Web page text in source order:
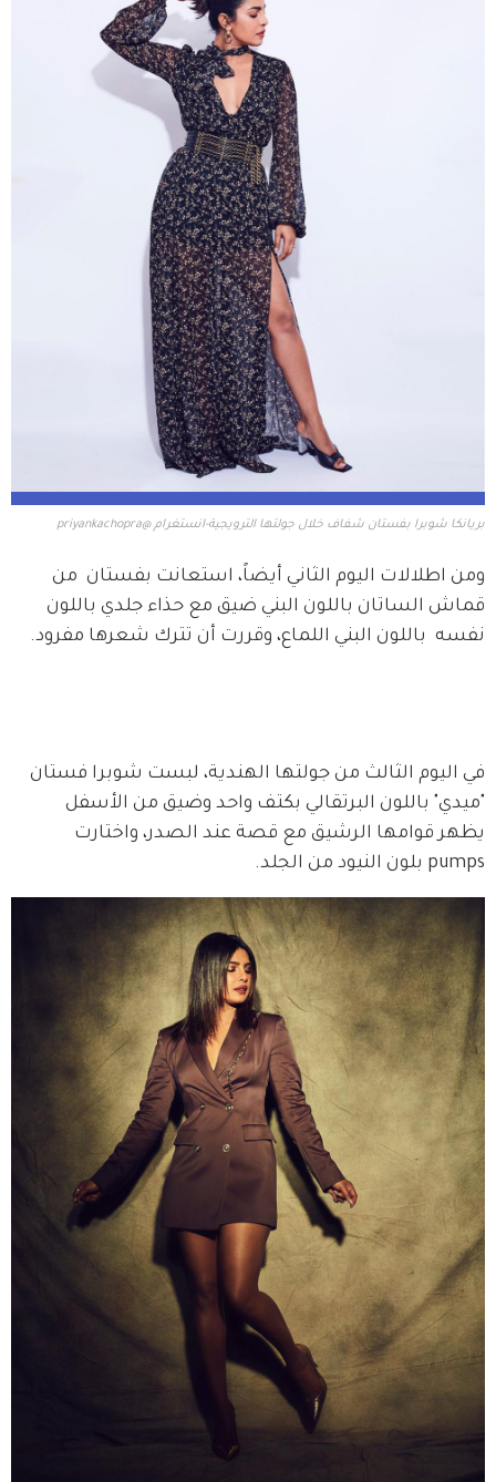
بريانكا شوبرا بفستان شفاف خلال جولتها الترويجية-انستغرام @priyankachopra
ومن اطلالات اليوم الثاني أيضاً، استعانت بفستان  من
قماش الساتان باللون البني ضيق مع حذاء جلدي باللون
نفسه  باللون البني اللماع، وقررت أن تترك شعرها مفرود.
في اليوم الثالث من جولتها الهندية، لبست شوبرا فستان
"ميدي" باللون البرتقالي بكتف واحد وضيق من الأسفل
يظهر قوامها الرشيق مع قصة عند الصدر، واختارت
pumps بلون النيود من الجلد.